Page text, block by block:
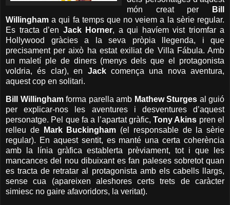
món creat per
Bill
Willingham a qui fa temps que no veiem a la sèrie regular.
Es tracta d’en Jack Horner, a qui havíem vist triomfar a
Hollywood gràcies a la seva pròpia llegenda, i que
precisament per això ha estat exiliat de Villa Fábula. Amb
un maletí ple de diners (menys dels que el protagonista
voldria, és clar), en Jackcomença una nova aventura,
aquest cop en solitari.
Bill Willinghamforma parella amb Mathew Sturges al guió
per explicar-nos les aventures i desventures d’aquest
personatge. Pel que fa a l’apartat gràfic,Tony Akins pren el
relleu de
Mark Buckingham (el responsable de la sèrie
regular). En aquest sentit, es manté una certa coherència
amb la línia gràfica establerta prèviament, tot i que les
mancances del nou dibuixant es fan paleses sobretot quan
es tracta de retratar al protagonista amb els cabells llargs,
sense cua (apareixen aleshores certs trets de caràcter
simiesc no gaire afavoridors, la veritat).